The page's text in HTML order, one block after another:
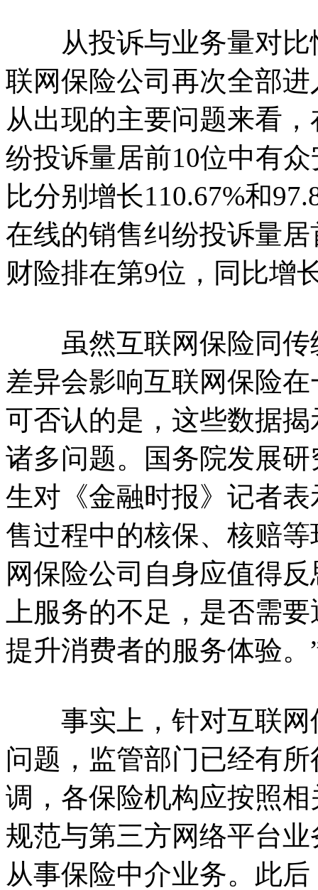
从投诉与业务量对比
联网保险公司再次全部
从出现的主要问题来看
纷投诉量居前10位中有
比分别增长110.67%和
在线的销售纠纷投诉量
财险排在第9位，同比增
虽然互联网保险同传
差异会影响互联网保险
可否认的是，这些数据
诸多问题。国务院发展
生对《金融时报》记者
售过程中的核保、核赔
网保险公司自身应值得
上服务的不足，是否需
提升消费者的服务体验。
事实上，针对互联网
问题，监管部门已经有
调，各保险机构应按照
规范与第三方网络平台
从事保险中介业务。此